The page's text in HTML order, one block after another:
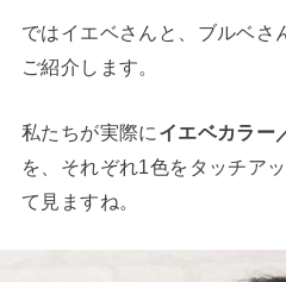
ではイエベさんと、ブルベさ
ご紹介します。
私たちが実際に イエベカラー
を、それぞれ1色をタッチア
て見ますね。